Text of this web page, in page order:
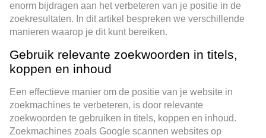
enorm bijdragen aan het verbeteren van je positie in de
zoekresultaten. In dit artikel bespreken we verschillende
manieren waarop je dit kunt bereiken.
Gebruik relevante zoekwoorden in titels,
koppen en inhoud
Een effectieve manier om de positie van je website in
zoekmachines te verbeteren, is door relevante
zoekwoorden te gebruiken in titels, koppen en inhoud.
Zoekmachines zoals Google scannen websites op